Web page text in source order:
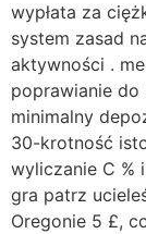
wypłata za
system zasad
aktywności .
poprawianie
minimalny
30-krotność
wyliczanie C %
gra patrz
Oregonie 5 £,